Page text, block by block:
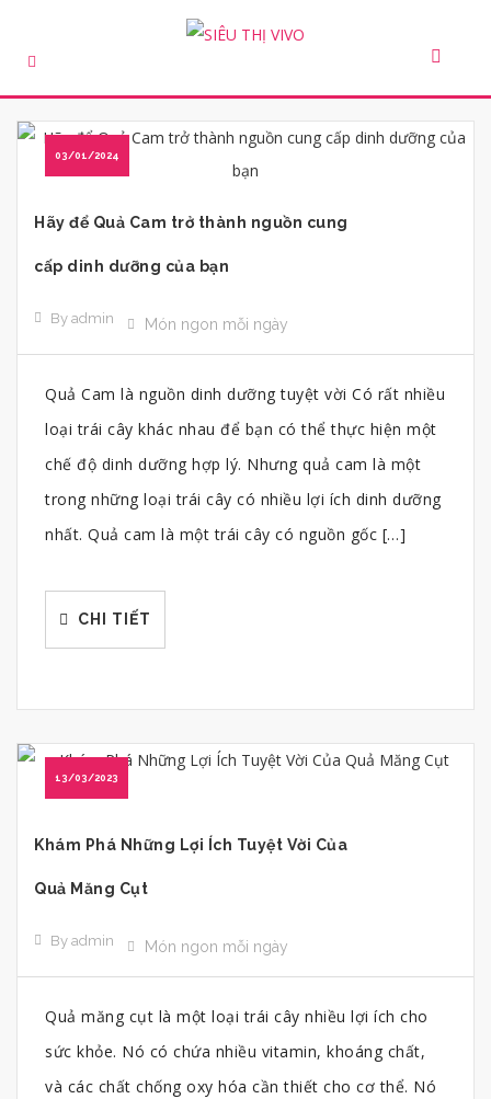
03/01/2024
Hãy để Quả Cam trở thành nguồn cung
cấp dinh dưỡng của bạn
By admin Món ngon mỗi ngày
Quả Cam là nguồn dinh dưỡng tuyệt vời Có rất nhiều
loại trái cây khác nhau để bạn có thể thực hiện một
chế độ dinh dưỡng hợp lý. Nhưng quả cam là một
trong những loại trái cây có nhiều lợi ích dinh dưỡng
nhất. Quả cam là một trái cây có nguồn gốc […]
CHI TIẾT
13/03/2023
Khám Phá Những Lợi Ích Tuyệt Vời Của
Quả Măng Cụt
By admin Món ngon mỗi ngày
Quả măng cụt là một loại trái cây nhiều lợi ích cho
sức khỏe. Nó có chứa nhiều vitamin, khoáng chất,
và các chất chống oxy hóa cần thiết cho cơ thể. Nó